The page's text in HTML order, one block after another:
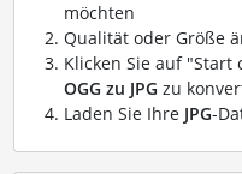
möchten
Qualität oder Größe
Klicken Sie auf "Start
OGG zu JPG zu
Laden Sie Ihre JPG-